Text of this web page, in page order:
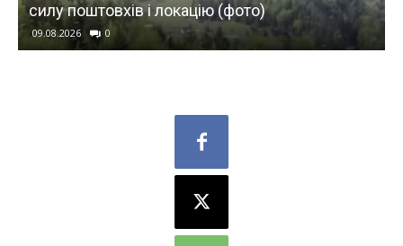
силу поштовхів і локацію (фото)
09.08.2026 0